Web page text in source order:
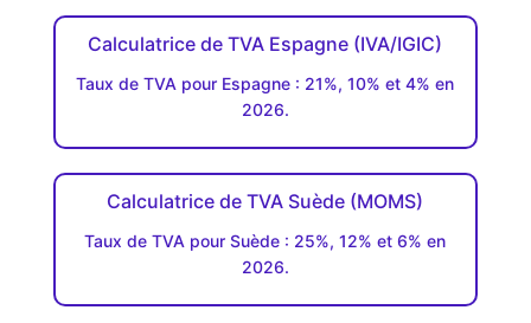
Calculatrice de TVA Espagne (IVA/IGIC)
Taux de TVA pour Espagne : 21%, 10% et 4% en
2026.
Calculatrice de TVA Suède (MOMS)
Taux de TVA pour Suède : 25%, 12% et 6% en
2026.